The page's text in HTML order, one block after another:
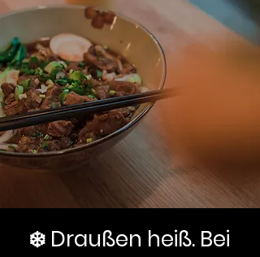
❄️ Draußen heiß. Bei